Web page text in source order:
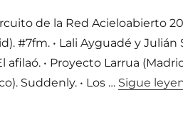
de la Red Acieloabierto
#7fm. • Lali Ayguadé y
• Proyecto Larrua
Suddenly. • Los … Sigue